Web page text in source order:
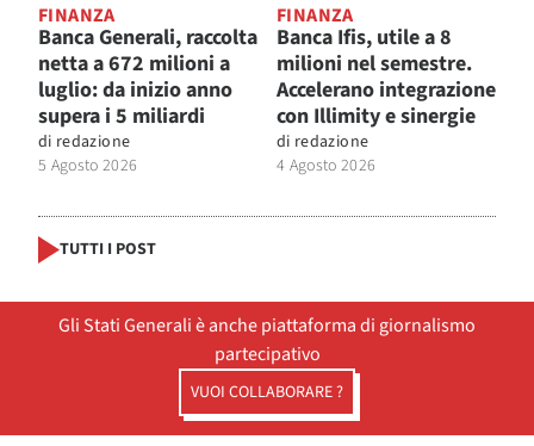
FINANZA
Banca Generali, raccolta
netta a 672 milioni a
luglio: da inizio anno
supera i 5 miliardi
di redazione
5 Agosto 2026
FINANZA
Banca Ifis, utile a 8
milioni nel semestre.
Accelerano integrazione
con Illimity e sinergie
di redazione
4 Agosto 2026
TUTTI I POST
Gli Stati Generali è anche piattaforma di giornalismo
partecipativo
VUOI COLLABORARE ?